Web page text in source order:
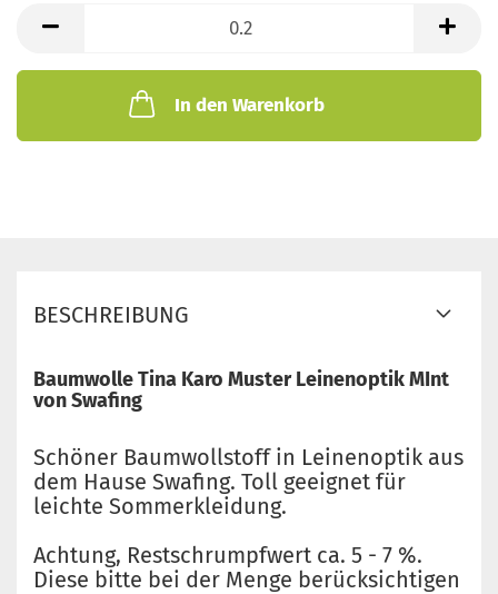
Meter
In den Warenkorb
BESCHREIBUNG
Baumwolle Tina Karo Muster Leinenoptik MInt
von Swafing
Schöner Baumwollstoff in Leinenoptik aus
dem Hause Swafing. Toll geeignet für
leichte Sommerkleidung.
Achtung, Restschrumpfwert ca. 5 - 7 %.
Diese bitte bei der Menge berücksichtigen